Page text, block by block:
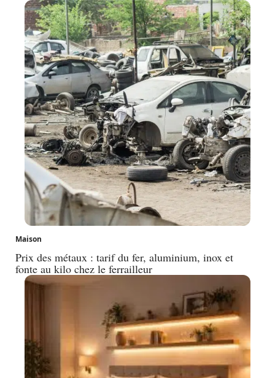
Maison
Prix des métaux : tarif du fer, aluminium, inox et
fonte au kilo chez le ferrailleur